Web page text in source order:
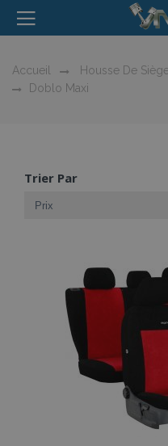
Accueil Housse De
Doblo Maxi
Trier Par